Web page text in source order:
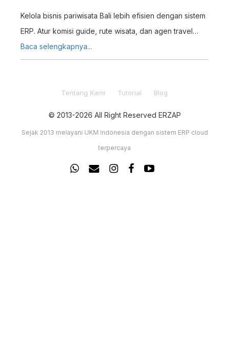
Kelola bisnis pariwisata Bali lebih efisien dengan sistem
ERP. Atur komisi guide, rute wisata, dan agen travel
dalam satu platform terintegrasi.
Baca selengkapnya...
Tentang Kami Tutorial Blog
© 2013-2026 All Right Reserved ERZAP
Sejak 2013 melayani UKM Indonesia dengan sistem ERP cloud
terpercaya